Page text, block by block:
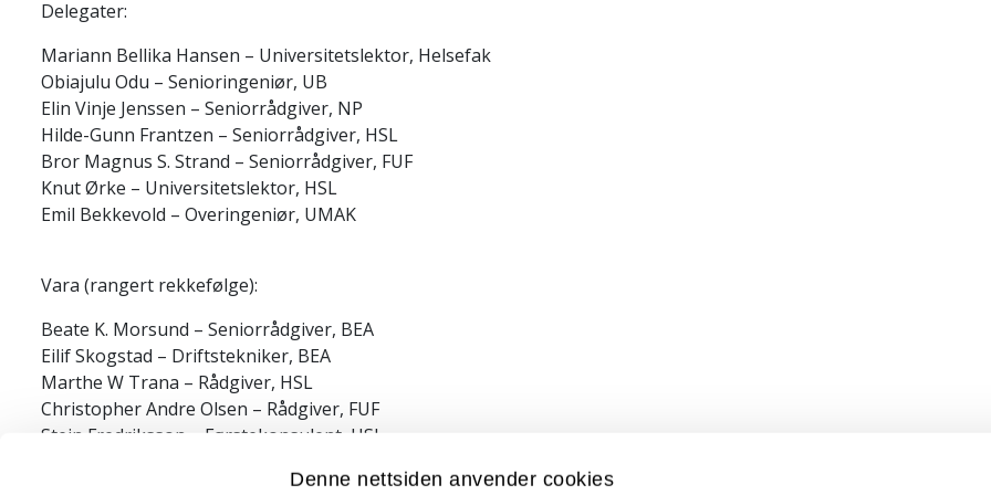
Denne nettsiden anvender cookies
Delegater:
Mariann Bellika Hansen – Universitetslektor, Helsefak
Obiajulu Odu – Senioringeniør, UB
Elin Vinje Jenssen – Seniorrådgiver, NP
Hilde-Gunn Frantzen – Seniorrådgiver, HSL
Bror Magnus S. Strand – Seniorrådgiver, FUF
Knut Ørke – Universitetslektor, HSL
Emil Bekkevold – Overingeniør, UMAK
Vara (rangert rekkefølge):
Beate K. Morsund – Seniorrådgiver, BEA
Eilif Skogstad – Driftstekniker, BEA
Marthe W Trana – Rådgiver, HSL
Christopher Andre Olsen – Rådgiver, FUF
Stein Fredriksson – Førstekonsulent, HSL